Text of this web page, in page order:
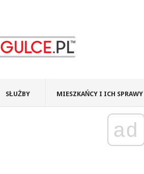
SŁUŻBY MIESZKAŃCY I ICH SPRAWY
ad